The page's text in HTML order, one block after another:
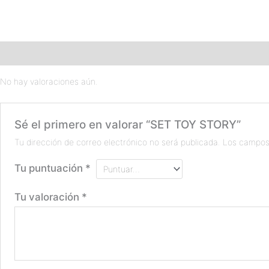
No hay valoraciones aún.
Sé el primero en valorar “SET TOY STORY”
Tu dirección de correo electrónico no será publicada. Los
Tu puntuación *
Tu valoración *